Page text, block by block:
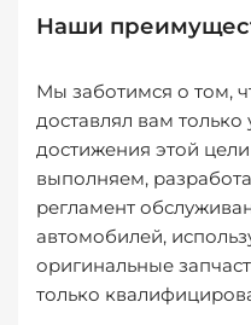
Наши
Мы заботимся о том,
доставлял вам только
достижения этой
выполняем,
регламент
автомобилей,
оригинальные
только